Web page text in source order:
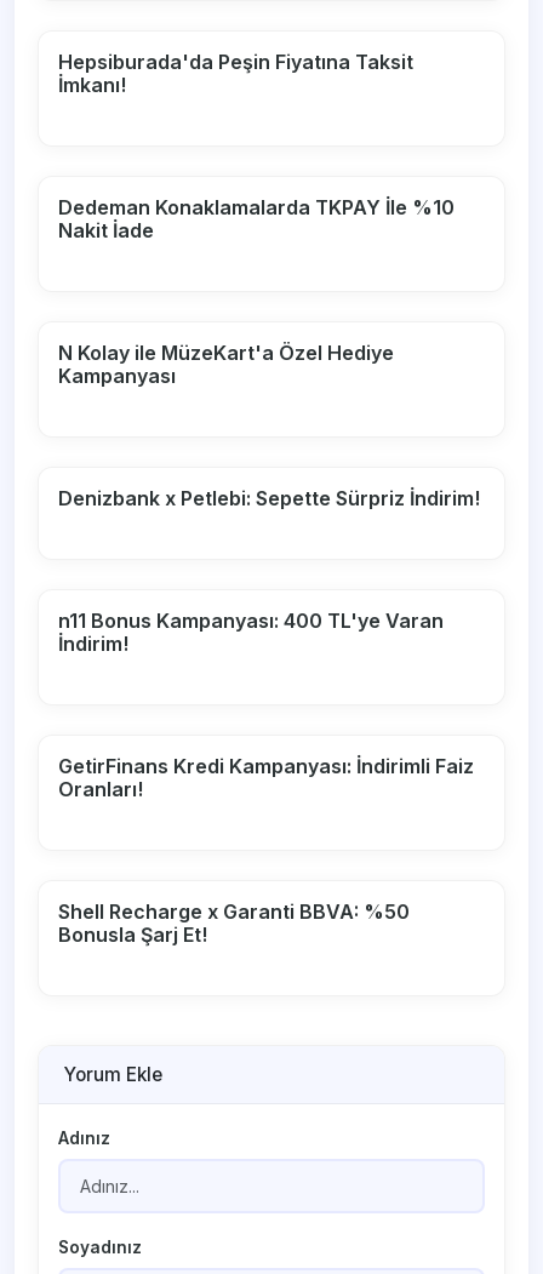
Hepsiburada'da Peşin Fiyatına Taksit
İmkanı!
Dedeman Konaklamalarda TKPAY İle %10
Nakit İade
N Kolay ile MüzeKart'a Özel Hediye
Kampanyası
Denizbank x Petlebi: Sepette Sürpriz İndirim!
n11 Bonus Kampanyası: 400 TL'ye Varan
İndirim!
GetirFinans Kredi Kampanyası: İndirimli Faiz
Oranları!
Shell Recharge x Garanti BBVA: %50
Bonusla Şarj Et!
Yorum Ekle
Adınız
Soyadınız